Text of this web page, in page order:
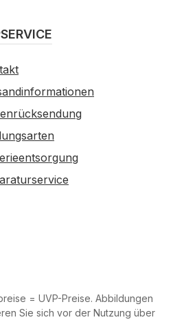
= UVP-Preise. Abbildungen
Sie sich vor der Nutzung über